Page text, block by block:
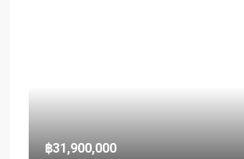
฿31,900,000